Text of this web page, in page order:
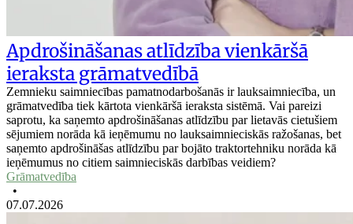
Apdrošināšanas atlīdzība vienkāršā
ieraksta grāmatvedībā
Zemnieku saimniecības pamatnodarbošanās ir lauksaimniecība, un
grāmatvedība tiek kārtota vienkāršā ieraksta sistēmā. Vai pareizi
saprotu, ka saņemto apdrošināšanas atlīdzību par lietavās cietušiem
sējumiem norāda kā ieņēmumu no lauksaimnieciskās ražošanas, bet
saņemto apdrošināšas atlīdzību par bojāto traktortehniku norāda kā
ieņēmumus no citiem saimnieciskās darbības veidiem?
Grāmatvedība
•
07.07.2026